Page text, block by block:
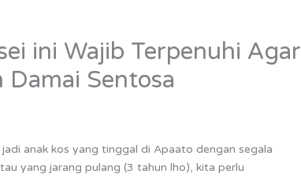
ini Wajib Terpenuhi Agar
Sentosa
anak kos yang tinggal di Apaato dengan segala
yang jarang pulang (3 tahun lho), kita perlu